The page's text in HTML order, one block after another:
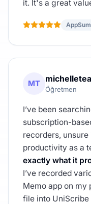
it. It's a great
MT
Öğretmen
I’ve been
subscription-
recorders, unsure
productivity as a
exactly what it
I’ve recorded
Memo app on my
file into